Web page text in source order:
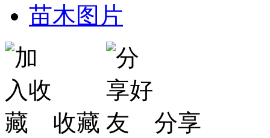
苗木图片
收藏 分享